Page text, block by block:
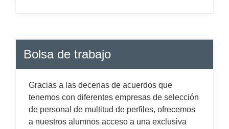
Bolsa de trabajo
Gracias a las decenas de acuerdos que
tenemos con diferentes empresas de selección
de personal de multitud de perfiles, ofrecemos
a nuestros alumnos acceso a una exclusiva